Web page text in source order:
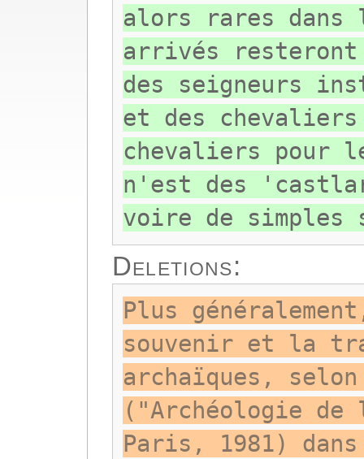
alors rares dans
arrivés
des seigneurs
et des
chevaliers pour
n'est des
voire de simples
Deletions:
Plus
souvenir et la
archaïques,
("Archéologie de
Paris, 1981) dans